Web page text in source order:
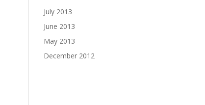
July 2013
June 2013
May 2013
December 2012